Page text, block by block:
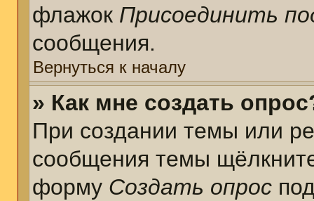
флажок Присоединить
сообщения.
Вернуться к началу
» Как мне создать
При создании темы или
сообщения темы
форму Создать опрос